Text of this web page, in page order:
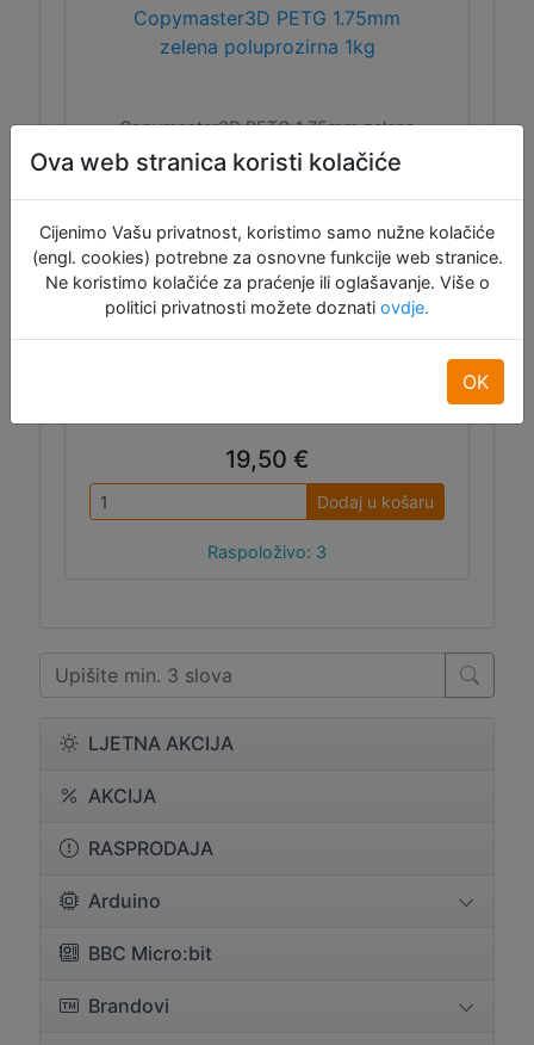
LJETNA AKCIJA
AKCIJA
RASPRODAJA
Arduino
BBC Micro:bit
Brandovi
Copymaster3D PETG 1.75mm
zelena poluprozirna 1kg
Copymaster3D PETG 1.75mm zelena
poluprozirna 1kg.
19,50 €
Dodaj u košaru
Raspoloživo: 3
Ova web stranica koristi kolačiće
Cijenimo Vašu privatnost, koristimo samo nužne kolačiće
(engl. cookies) potrebne za osnovne funkcije web stranice.
Ne koristimo kolačiće za praćenje ili oglašavanje. Više o
politici privatnosti možete doznati ovdje.
OK